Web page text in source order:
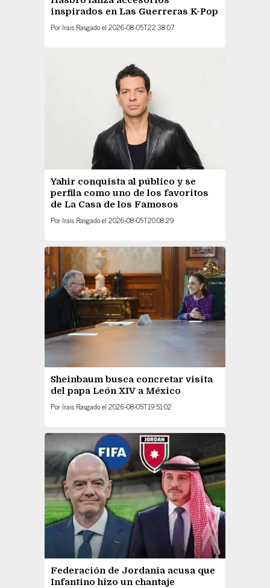
inspirados en Las Guerreras K-Pop
Por Irais Rasgadoel 2026-08-05T22:38:07
Yahir conquista al público y se
perfila como uno de los favoritos
de La Casa de los Famosos
Por Irais Rasgadoel 2026-08-05T20:08:29
Sheinbaum busca concretar visita
del papa León XIV a México
Por Irais Rasgadoel 2026-08-05T19:51:02
Federación de Jordania acusa que
Infantino hizo un chantaje